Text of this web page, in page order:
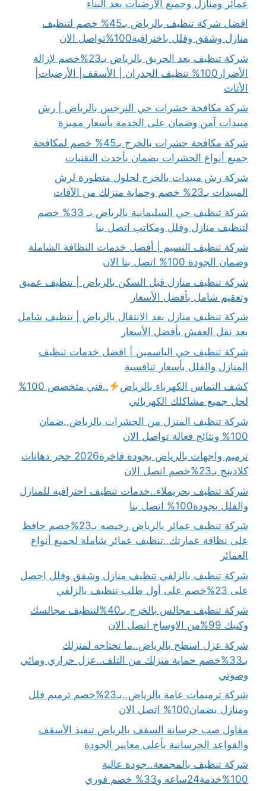
عمائر ومنازل وجميع الارضيات بعد البناء
افضل شركة تنظيف بالرياض بـ45% خصم لتنظيف
منازل وشقق وفلل باخترافية100%تواصل الان
شركة تنظيف بعد الحريق بالرياض بـ23%خصم لإزالة
الأضرار100% تنظيف الجدران | الأسقف| الأرضيات|
الأثاث
شركة مكافحة حشرات حي النرجس بالرياض | رش
مبيدات آمن وضمان على الخدمة بأسعار مميزة
شركة مكافحة حشرات بالخرج بـ45% خصم لمكافحة
جميع أنواع الحشرات بضمان بأحدث التقنيات
شركة رش مبيدات بالخرج لحلول متطورة لرش
المبيدات بـ23% خصم وحماية منزلك من الآفات
شركة تنظيف حي السليمانية بالرياض بـ 33% خصم
لتنظيف منازل وفلل ومكاتب اتصل بنا
شركة تنظيف النسيم | أفضل خدمات النظافة الشاملة
وضمان الجودة 100% اتصل بنا الان
شركة تنظيف منازل قبل السكن بالرياض | تنظيف عميق
وتعقيم شامل بأفضل الأسعار
شركة تنظيف منازل بعد الانتقال بالرياض | تنظيف شامل
بعد نقل العفش بأفضل الأسعار
شركة تنظيف حي الياسمين | افضل خدمات تنظيف
المنازل والفلل بأسعار تنافسية
كشف التماس الكهرباء بالرياض
..فني متخصص 100%
لحل جميع مشاكلك الكهربائي
شركة تنظيف المنزل من الحشرات بالرياض..ضمان
100% ونتائج فعالة تواصل الان
ترميم واجهات بالرياض بجودة فاخرة2026 حجر دهانات
كلادينج بـ23%خصم اتصل الان
شركة تنظيف بحريملاء..خدمات تنظيف احترافية للمنازل
والفلل بجودة100% اتصل بنا
شركة تنظيف عمائر بالرياض رخيصه بـ23%خصم حافظ
على نظافة عمارتك..تنظيف عمائر شاملة لجميع أنواع
العمائر
شركة تنظيف بالزلفي تنظيف منازل وشقق وفلل احصل
على 23%خصم على أول طلب تنظيف بالزلفي
شركة تنظيف مجالس بالخرج بـ40%لتنظيف مجالسك
وكنبك 99%من الاوساخ اتصل الان
شركة عزل اسطح بالرياض..ما تحتاجه لمنزلك
بـ33%خصم حماية منزلك من التلف..عزل حراري ومائي
وصوتي
شركة ترميمات عامة بالرياض..بـ23%خصم ترميم فلل
ومنازل بضمان100% اتصل الان
مقاول صب خرسانة السقف بالرياض تنفيذ الأسقف
والقواعد الخرسانية بأعلى معايير الجودة
شركة تنظيف بالمجمعة..جودة عالية
100%خدمة24ساعه و33% خصم فوري